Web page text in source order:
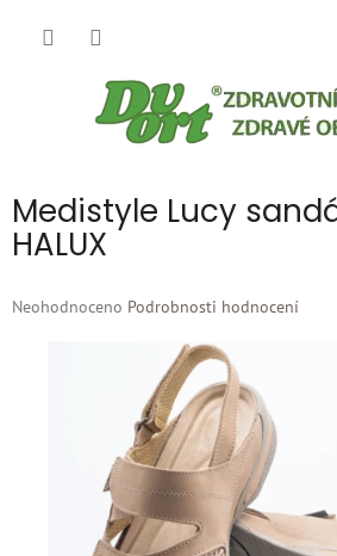
Medistyle Lucy
HALUX
Průměrné
Neohodnoceno Podrobnosti hodnocení